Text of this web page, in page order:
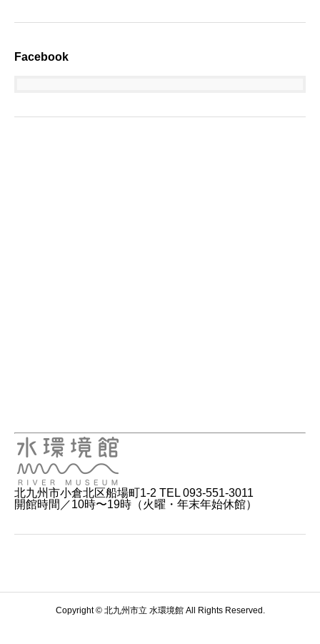
Facebook
北九州市小倉北区船場町1-2 TEL 093-551-3011
開館時間／10時〜19時（火曜・年末年始休館）
Copyright © 北九州市立 水環境館 All Rights Reserved.